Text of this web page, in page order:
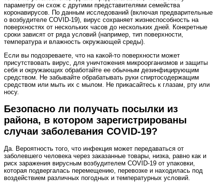
параметру он схож с другими представителями семейства
коронавирусов. По данным исследований (включая предварительные
о возбудителе COVID-19), вирус сохраняет жизнеспособность на
поверхностях от нескольких часов до нескольких дней. Конкретные
сроки зависят от ряда условий (например, тип поверхности,
температура и влажность окружающей среды).
Если вы подозреваете, что на какой-то поверхности может
присутствовать вирус, для уничтожения микроорганизмов и защиты
себя и окружающих обработайте ее обычным дезинфицирующим
средством. Не забывайте обрабатывать руки спиртосодержащим
средством или мыть их с мылом. Не прикасайтесь к глазам, рту или
носу.
Безопасно ли получать посылки из
района, в котором зарегистрированы
случаи заболевания COVID-19?
Да. Вероятность того, что инфекция может передаваться от
заболевшего человека через заказанные товары, низка, равно как и
риск заражения вирусным возбудителем COVID-19 от упаковки,
которая подвергалась перемещению, перевозке и находилась под
воздействием различных погодных и температурных условий.